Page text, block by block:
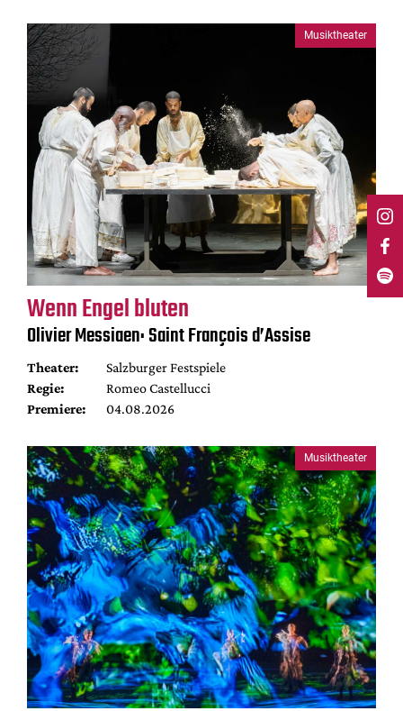
Musiktheater
Wenn Engel bluten
Olivier Messiaen: Saint François d’Assise
Theater:
Salzburger Festspiele
Regie:
Romeo Castellucci
Premiere:
04.08.2026
Musiktheater